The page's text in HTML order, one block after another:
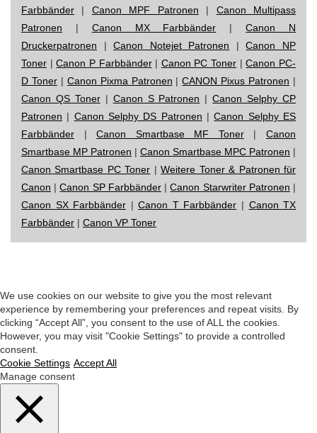
Farbbänder | Canon MPF Patronen | Canon Multipass
Patronen | Canon MX Farbbänder |Canon N
Druckerpatronen |Canon Notejet Patronen |Canon NP
Toner |Canon P Farbbänder| Canon PC Toner |Canon PC-
D Toner| Canon Pixma Patronen |CANON Pixus Patronen |
Canon QS Toner| Canon S Patronen |Canon Selphy CP
Patronen | Canon Selphy DS Patronen |Canon Selphy ES
Farbbänder |Canon Smartbase MF Toner|Canon
Smartbase MP Patronen | Canon Smartbase MPC Patronen |
Canon Smartbase PC Toner |Weitere Toner & Patronen für
Canon |Canon SP Farbbänder|Canon Starwriter Patronen |
Canon SX Farbbänder |Canon T Farbbänder | Canon TX
Farbbänder | Canon VP Toner
We use cookies on our website to give you the most relevant
experience by remembering your preferences and repeat visits. By
clicking “Accept All”, you consent to the use of ALL the cookies.
However, you may visit "Cookie Settings" to provide a controlled
consent.
Cookie Settings Accept All
Manage consent